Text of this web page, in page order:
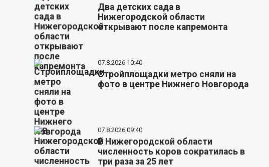
Два детских сада в
Нижегородской области
открывают после капремонта
07.8.2026 10:40
Стройплощадки метро сняли на
фото в центре Нижнего Новгорода
07.8.2026 09:40
В Нижегородской области
численность коров сократилась в
три раза за 25 лет